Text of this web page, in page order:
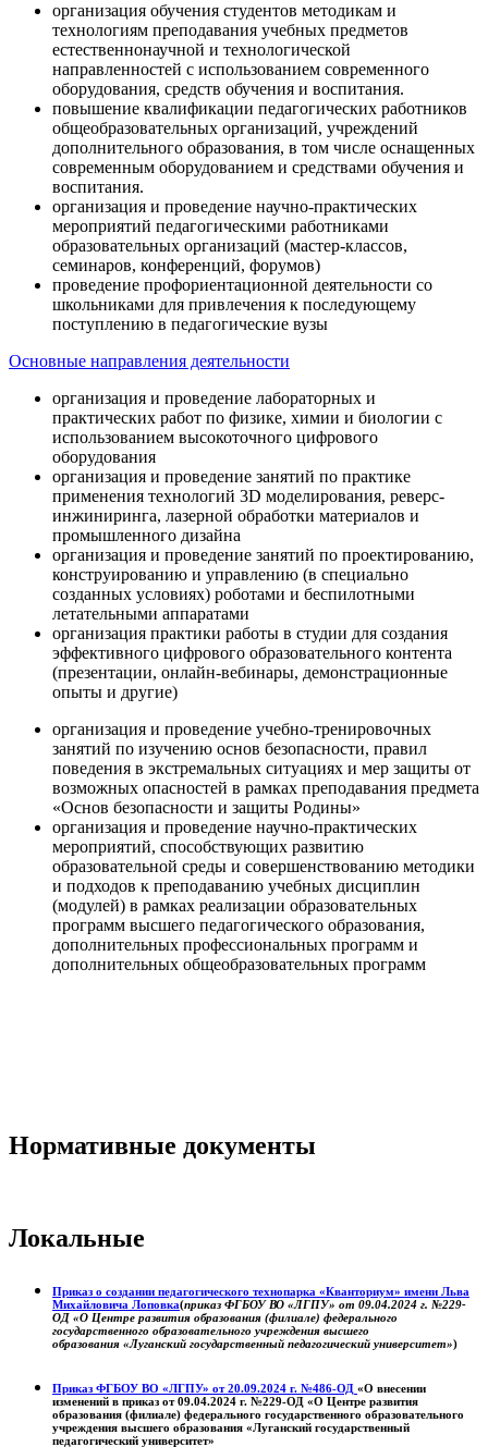
организация обучения студентов методикам и
технологиям преподавания учебных предметов
естественнонаучной и технологической
направленностей с использованием современного
оборудования, средств обучения и воспитания.
повышение квалификации педагогических работников
общеобразовательных организаций, учреждений
дополнительного образования, в том числе оснащенных
современным оборудованием и средствами обучения и
воспитания.
организация и проведение научно-практических
мероприятий педагогическими работниками
образовательных организаций (мастер-классов,
семинаров, конференций, форумов)
проведение профориентационной деятельности со
школьниками для привлечения к последующему
поступлению в педагогические вузы
Основные направления деятельности
организация и проведение лабораторных и
практических работ по физике, химии и биологии с
использованием высокоточного цифрового
оборудования
организация и проведение занятий по практике
применения технологий 3D моделирования, реверс-
инжиниринга, лазерной обработки материалов и
промышленного дизайна
организация и проведение занятий по проектированию,
конструированию и управлению (в специально
созданных условиях) роботами и беспилотными
летательными аппаратами
организация практики работы в студии для создания
эффективного цифрового образовательного контента
(презентации, онлайн-вебинары, демонстрационные
опыты и другие)
организация и проведение учебно-тренировочных
занятий по изучению основ безопасности, правил
поведения в экстремальных ситуациях и мер защиты от
возможных опасностей в рамках преподавания предмета
«Основ безопасности и защиты Родины»
организация и проведение научно-практических
мероприятий, способствующих развитию
образовательной среды и совершенствованию методики
и подходов к преподаванию учебных дисциплин
(модулей) в рамках реализации образовательных
программ высшего педагогического образования,
дополнительных профессиональных программ и
дополнительных общеобразовательных программ
Нормативные документы
Локальные
Приказ о создании педагогического технопарка «Кванториум» имени Льва
Михайловича Лоповка(приказ ФГБОУ ВО «ЛГПУ» от 09.04.2024 г. №229-
ОД «О Центре развития образования (филиале) федерального
государственного образовательного учреждения высшего
образования «Луганский государственный педагогический университет»)
Приказ ФГБОУ ВО «ЛГПУ» от 20.09.2024 г. №486-ОД «О внесении
изменений в приказ от 09.04.2024 г. №229-ОД «О Центре развития
образования (филиале) федерального государственного образовательного
учреждения высшего образования «Луганский государственный
педагогический университет»